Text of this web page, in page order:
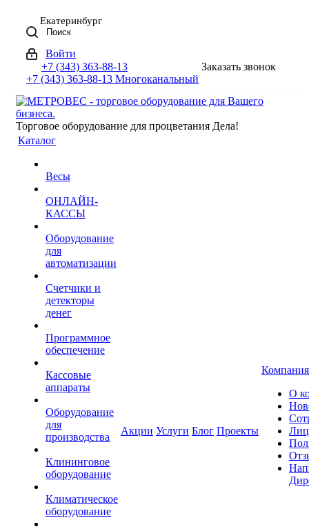
Екатеринбург
Поиск
Войти
+7 (343) 363-88-13
+7 (343) 363-88-13 Многоканальный
Заказать звонок
Торговое оборудование для процветания Дела!
Каталог
Весы
ОНЛАЙН-
КАССЫ
Оборудование
для
автоматизации
Счетчики и
детекторы
денег
Программное
обеспечение
Кассовые
аппараты
Оборудование
для
производства
Клининговое
оборудование
Климатическое
оборудование
Акции Услуги Блог Проекты
Компания
О